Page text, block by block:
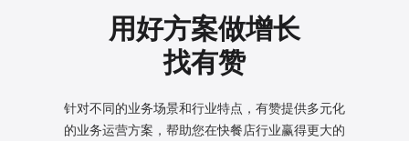
用好方案做增长
找有赞
针对不同的业务场景和行业特点，有赞提供多元化
的业务运营方案，帮助您在快餐店行业赢得更大的